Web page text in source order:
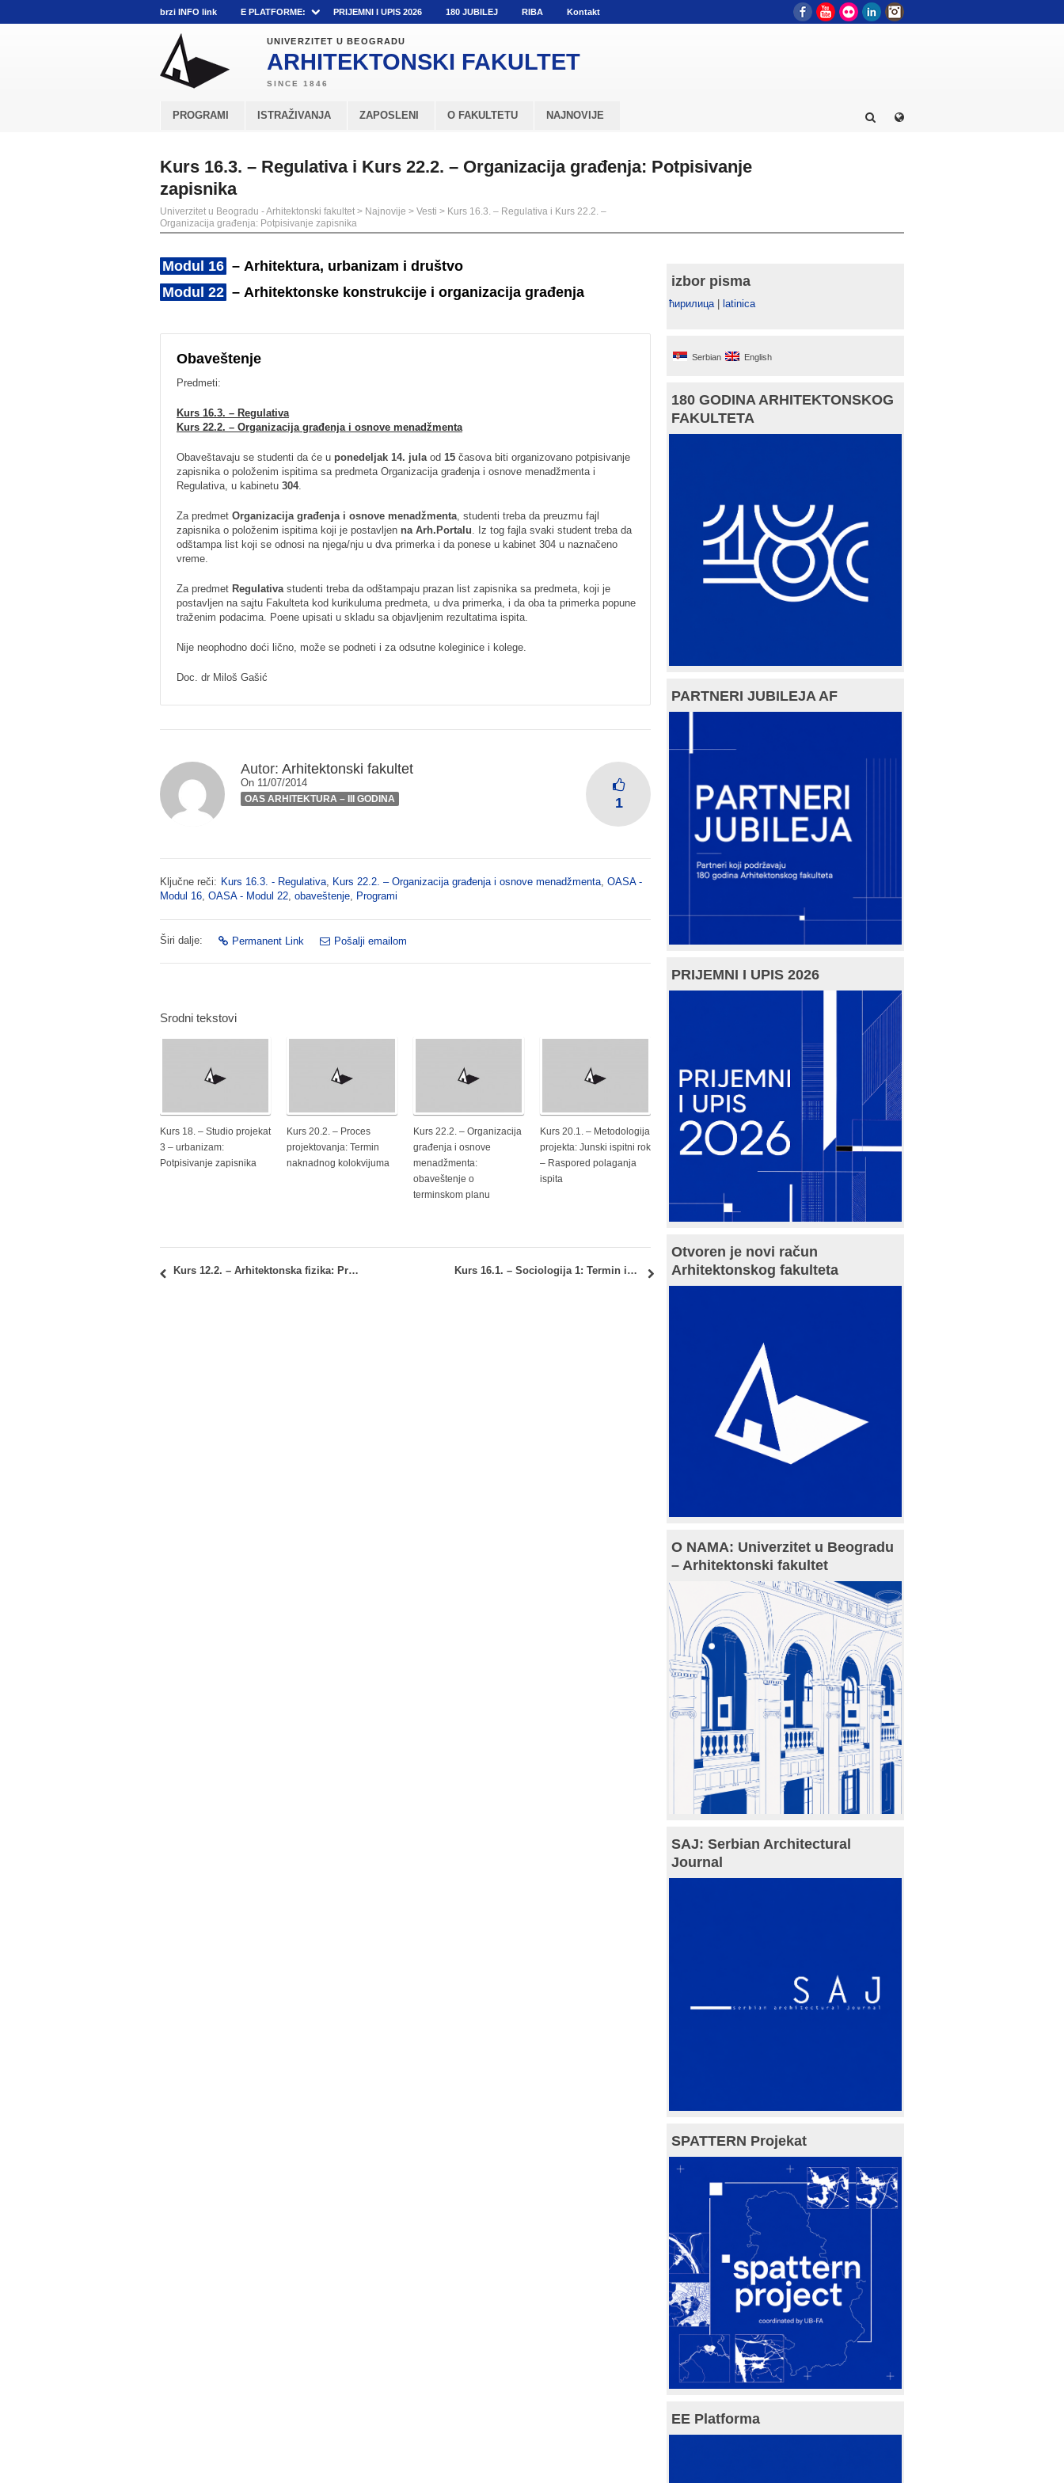
brzi INFO link E PLATFORME: PRIJEMNI I UPIS 2026 180 JUBILEJ RIBA Kontakt FacebookYouTube
Flickr LinkedIn
UNIVERZITET U BEOGRADU
ARHITEKTONSKI FAKULTET
PROGRAMI ISTRAŽIVANJA ZAPOSLENI O FAKULTETU NAJNOVIJE
Kurs 16.3. – Regulativa i Kurs 22.2. – Organizacija građenja: Potpisivanje
zapisnika
Univerzitet u Beogradu - Arhitektonski fakultet > Najnovije > Vesti > Kurs 16.3. – Regulativa i Kurs 22.2. –
Organizacija građenja: Potpisivanje zapisnika
Modul 16 – Arhitektura, urbanizam i društvo
Modul 22 – Arhitektonske konstrukcije i organizacija građenja
Obaveštenje
Predmeti:
Kurs 16.3. – Regulativa
Kurs 22.2. – Organizacija građenja i osnove menadžmenta
Obaveštavaju se studenti da će u ponedeljak 14. julaod 15 časova biti organizovano potpisivanje
zapisnika o položenim ispitima sa predmeta Organizacija građenja i osnove menadžmenta i
Regulativa, u kabinetu 304.
Za predmet Organizacija građenja i osnove menadžmenta, studenti treba da preuzmu fajl
zapisnika o položenim ispitima koji je postavljen na Arh.Portalu. Iz tog fajla svaki student treba da
odštampa list koji se odnosi na njega/nju u dva primerka i da ponese u kabinet 304 u naznačeno
vreme.
Za predmet Regulativastudenti treba da odštampaju prazan list zapisnika sa predmeta, koji je
postavljen na sajtu Fakulteta kod kurikuluma predmeta, u dva primerka, i da oba ta primerka popune
traženim podacima. Poene upisati u skladu sa objavljenim rezultatima ispita.
Nije neophodno doći lično, može se podneti i za odsutne koleginice i kolege.
Doc. dr Miloš Gašić
Autor: Arhitektonski fakultet
On 11/07/2014
OAS ARHITEKTURA – III GODINA 1
Ključne reči: Kurs 16.3. - Regulativa, Kurs 22.2. – Organizacija građenja i osnove menadžmenta, OASA -
Modul 16, OASA - Modul 22, obaveštenje, Programi
Širi dalje: Permanent Link Pošalji emailom
Srodni tekstovi
Kurs 18. – Studio projekat
3 – urbanizam:
Potpisivanje zapisnika
Kurs 20.2. – Proces
projektovanja: Termin
naknadnog kolokvijuma
Kurs 22.2. – Organizacija
građenja i osnove
menadžmenta:
obaveštenje o
terminskom planu
Kurs 20.1. – Metodologija
projekta: Junski ispitni rok
– Raspored polaganja
ispita
Kurs 12.2. – Arhitektonska fizika: Preuzimanje seminarskih radova Kurs 16.1. – Sociologija 1: Termin ispita i donošenje zapisnika
izbor pisma
ћирилица| latinica
Serbian English
180 GODINA ARHITEKTONSKOG
FAKULTETA
PARTNERI JUBILEJA AF
PRIJEMNI I UPIS 2026
Otvoren je novi račun
Arhitektonskog fakulteta
O NAMA: Univerzitet u Beogradu
– Arhitektonski fakultet
SAJ: Serbian Architectural
Journal
SPATTERN Projekat
EE Platforma